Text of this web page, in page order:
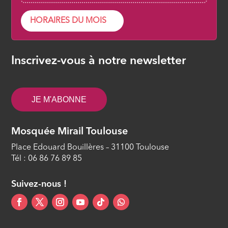
lavage mortuaire : rites et mérites
ÉPISODE 34
Islam, savoir et cultures #33 - Les
Islam, savoir et cultures #32 - Les
bienséances de l’Aïd al Adha
meilleurs jours de l’année
HORAIRES DU MOIS
Inscrivez-vous à notre newsletter
JE M'ABONNE
Mosquée Mirail Toulouse
Place Edouard Bouillères – 31100 Toulouse
Tél : 06 86 76 89 85
Suivez-nous !